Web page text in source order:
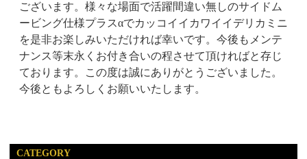
ございます。様々な場面で活躍間違い無しのサイドム
ービング仕様プラスαでカッコイイカワイイデリカミニ
を是非お楽しみいただければ幸いです。今後もメンテ
ナンス等末永くお付き合いの程させて頂ければと存じ
ております。この度は誠にありがとうございました。
今後ともよろしくお願いいたします。
CATEGORY